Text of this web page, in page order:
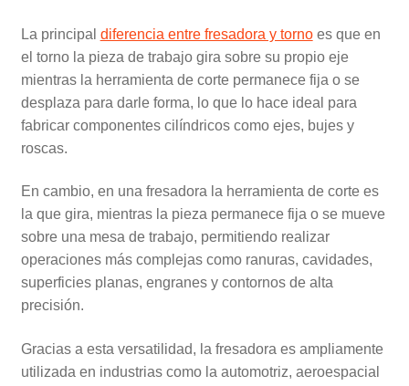
La principal diferencia entre fresadora y tornoes que en
el torno la pieza de trabajo gira sobre su propio eje
mientras la herramienta de corte permanece fija o se
desplaza para darle forma, lo que lo hace ideal para
fabricar componentes cilíndricos como ejes, bujes y
roscas.
En cambio, en una fresadora la herramienta de corte es
la que gira, mientras la pieza permanece fija o se mueve
sobre una mesa de trabajo, permitiendo realizar
operaciones más complejas como ranuras, cavidades,
superficies planas, engranes y contornos de alta
precisión.
Gracias a esta versatilidad, la fresadora es ampliamente
utilizada en industrias como la automotriz, aeroespacial